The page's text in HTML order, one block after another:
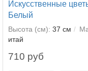
Искусственные
Белый
Высота (см): 37 см
итай
710 руб